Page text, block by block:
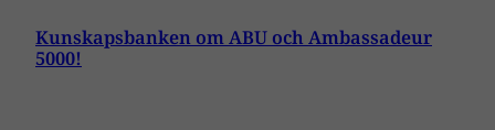
Kunskapsbanken om ABU och Ambassadeur
5000!